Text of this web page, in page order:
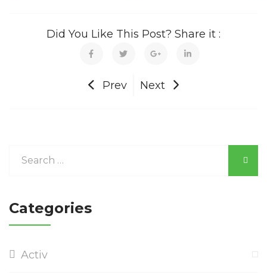
Did You Like This Post? Share it :
Prev Next
Categories
Activ